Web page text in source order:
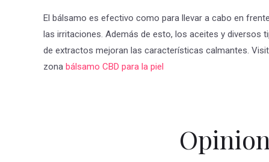
El bálsamo es efectivo como para llevar a cabo en
las irritaciones. Además de esto, los aceites y diversos
de extractos mejoran las características calmantes.
zona bálsamo CBD para la piel